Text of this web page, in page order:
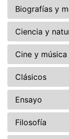
Biografías y
Ciencia y
Cine y música
Clásicos
Ensayo
Filosofía